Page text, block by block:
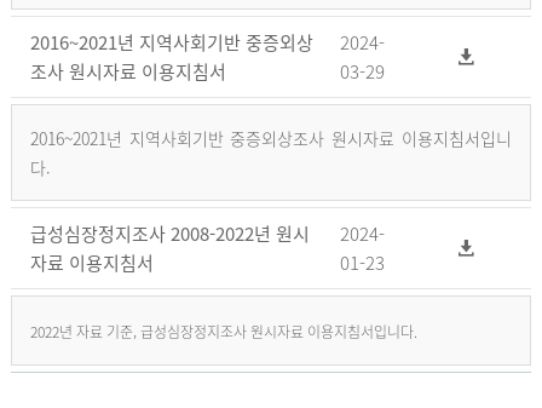
2016~2021년 지역사회기반 중증외상
조사 원시자료 이용지침서
2024-
03-29
2016~2021년 지역사회기반 중증외상조사 원시자료 이용지침서입니
다.
급성심장정지조사 2008-2022년 원시
자료 이용지침서
2024-
01-23
2022년 자료 기준, 급성심장정지조사 원시자료 이용지침서입니다.